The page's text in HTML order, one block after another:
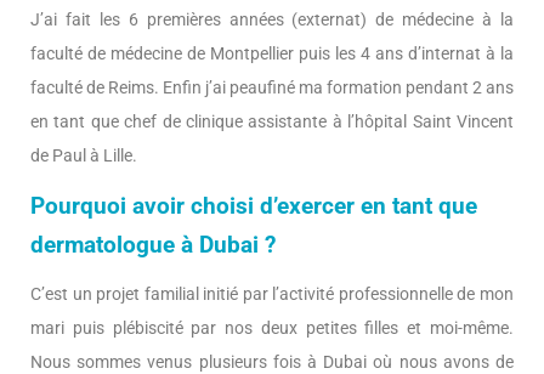
J’ai fait les 6 premières années (externat) de médecine à la
faculté de médecine de Montpellier puis les 4 ans d’internat à la
faculté de Reims. Enfin j’ai peaufiné ma formation pendant 2 ans
en tant que chef de clinique assistante à l’hôpital Saint Vincent
de Paul à Lille.
Pourquoi avoir choisi d’exercer en tant que
dermatologue à Dubai ?
C’est un projet familial initié par l’activité professionnelle de mon
mari puis plébiscité par nos deux petites filles et moi-même.
Nous sommes venus plusieurs fois à Dubai où nous avons de